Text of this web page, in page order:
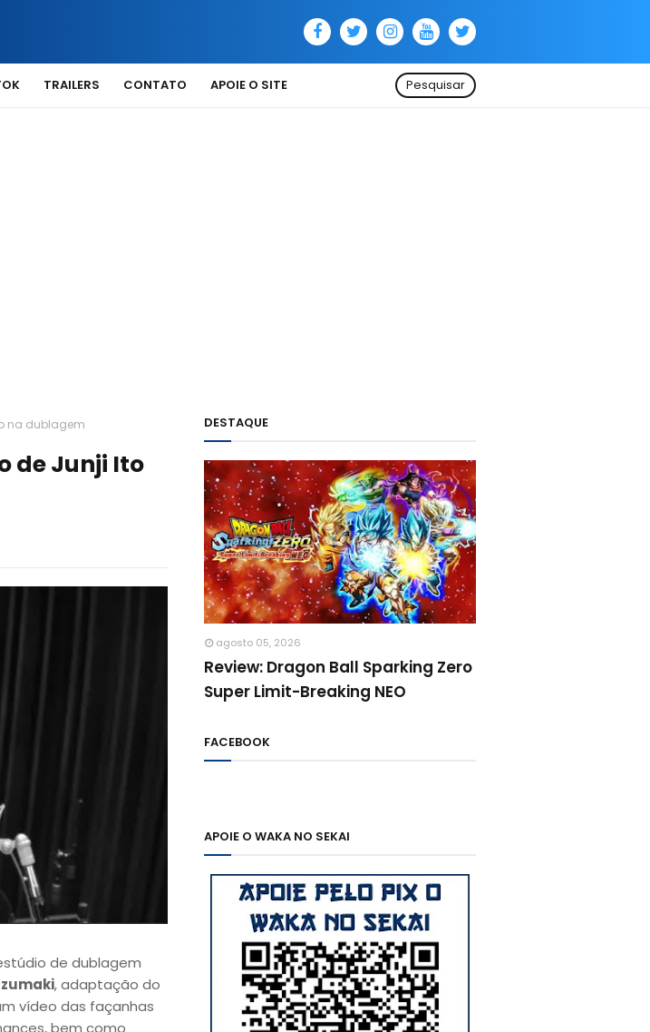
TRAILERS CONTATO APOIE O SITE Pesquisar
na dublagem
de Junji Ito
de dublagem
, adaptação do
vídeo das façanhas
bem como
DESTAQUE
agosto 05, 2026
Review: Dragon Ball Sparking Zero
Super Limit-Breaking NEO
FACEBOOK
APOIE O WAKA NO SEKAI